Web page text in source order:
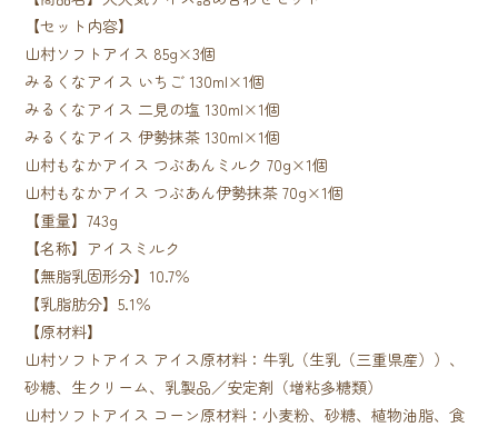
【セット内容】
山村ソフトアイス 85g×3個
みるくなアイス いちご 130ml×1個
みるくなアイス 二見の塩 130ml×1個
みるくなアイス 伊勢抹茶 130ml×1個
山村もなかアイス つぶあんミルク 70g×1個
山村もなかアイス つぶあん伊勢抹茶 70g×1個
【重量】743g
【名称】アイスミルク
【無脂乳固形分】10.7％
【乳脂肪分】5.1％
【原材料】
山村ソフトアイス アイス原材料：牛乳（生乳（三重県産））、
砂糖、生クリーム、乳製品／安定剤（増粘多糖類）
山村ソフトアイス コーン原材料：小麦粉、砂糖、植物油脂、食